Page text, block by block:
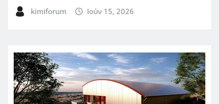
kimiforum Ιούν 15, 2026